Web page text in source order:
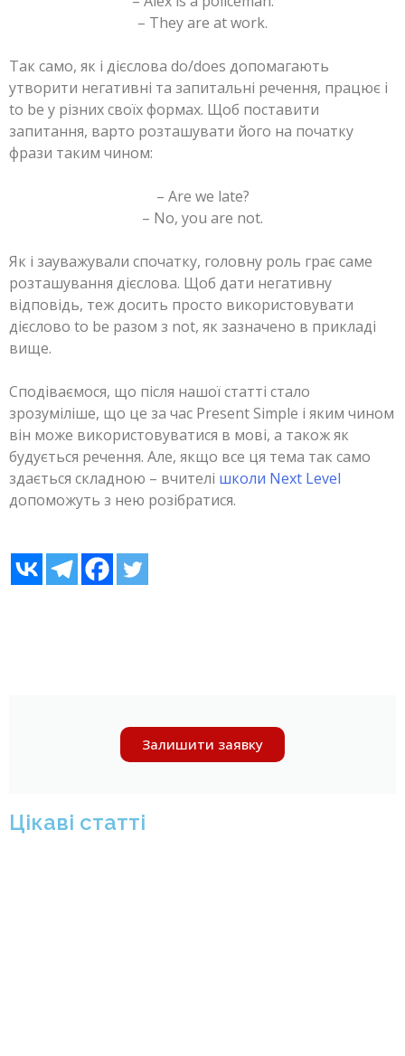
– They are at work.
Так само, як і дієслова do/does допомагають
утворити негативні та запитальні речення, працює і
to be у різних своїх формах. Щоб поставити
запитання, варто розташувати його на початку
фрази таким чином:
– Are we late?
– No, you are not.
Як і зауважували спочатку, головну роль грає саме
розташування дієслова. Щоб дати негативну
відповідь, теж досить просто використовувати
дієслово to be разом з not, як зазначено в прикладі
вище.
Сподіваємося, що після нашої статті стало
зрозуміліше, що це за час Present Simple і яким чином
він може використовуватися в мові, а також як
будується речення. Але, якщо все ця тема так само
здається складною – вчителі школи Next Level
допоможуть з нею розібратися.
Залишити заявку
Цікаві статті